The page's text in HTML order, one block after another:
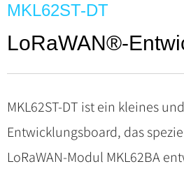
MKL62ST-DT
LoRaWAN®-
MKL62ST-DT ist ein kleines
Entwicklungsboard, das
LoRaWAN-Modul MKL62BA